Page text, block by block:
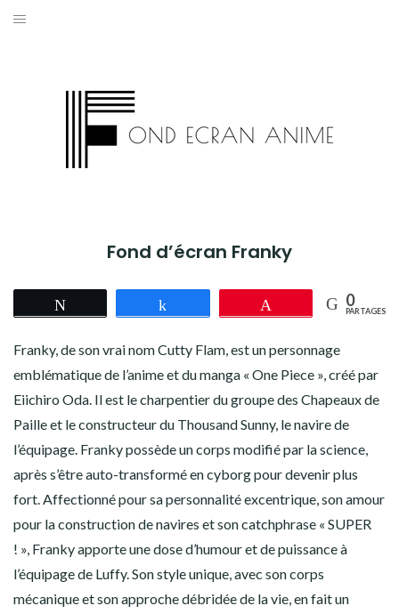
Aller
Fond d’écran Franky
0
PARTAGES
Franky, de son vrai nom Cutty Flam, est un personnage
emblématique de l’anime et du manga « One Piece », créé par
Eiichiro Oda. Il est le charpentier du groupe des Chapeaux de
Paille et le constructeur du Thousand Sunny, le navire de
l’équipage. Franky possède un corps modifié par la science,
après s’être auto-transformé en cyborg pour devenir plus
fort. Affectionné pour sa personnalité excentrique, son amour
pour la construction de navires et son catchphrase « SUPER
! », Franky apporte une dose d’humour et de puissance à
l’équipage de Luffy. Son style unique, avec son corps
mécanique et son approche débridée de la vie, en fait un
ASSASSINATION CLASSROOM
BORUTO
CHAINSAW MAN
COWBOY BEBOP
DEATH NOTE
DEMON SLAYER
DRAGON BALL Z